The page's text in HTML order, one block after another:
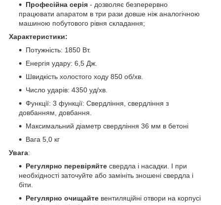
Професійна серія - дозволяє безперервно
працювати апаратом в три рази довше ніж аналогічною
машиною побутового рівня складання;
Характеристики:
Потужність: 1850 Вт.
Енергія удару: 6,5 Дж.
Швидкість холостого ходу 850 об/хв.
Число ударів: 4350 уд/хв.
Функції: 3 функції: Свердління, свердління з
довбанням, довбання.
Максимальний діаметр свердління 36 мм в бетоні
Вага 5,0 кг
Увага:
Регулярно перевіряйте свердла і насадки. І при
необхідності заточуйте або замініть зношені свердла і
біти.
Регулярно очищайте вентиляційні отвори на корпусі